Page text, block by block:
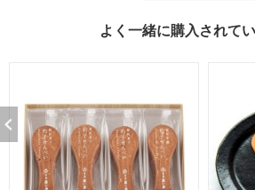
よく一緒に購入されて